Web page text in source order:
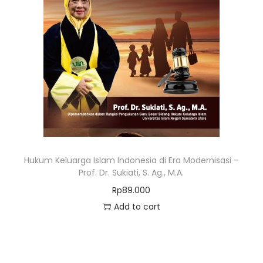
Hukum Keluarga Islam Indonesia di Era Modernisasi –
Prof. Dr. Sukiati, S. Ag., M.A.
Rp89.000
Add to cart